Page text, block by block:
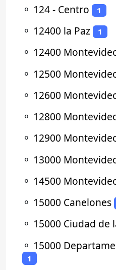
⚬ 124 - Centro 1
⚬ 12400 la Paz 1
⚬ 12400
⚬ 12500
⚬ 12600
⚬ 12800
⚬ 12900
⚬ 13000
⚬ 14500
⚬ 15000 Canelones
⚬ 15000 Ciudad de
⚬ 15000
1